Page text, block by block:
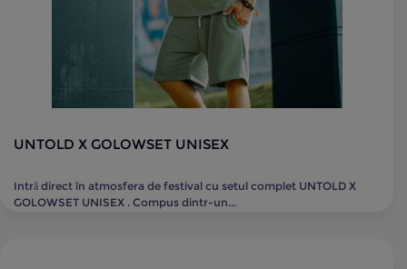
UNTOLD X GOLOWSET UNISEX
Intră direct în atmosfera de festival cu setul complet UNTOLD X
GOLOWSET UNISEX . Compus dintr-un...